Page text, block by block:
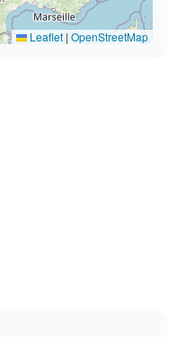
Leaflet | OpenStreetMap